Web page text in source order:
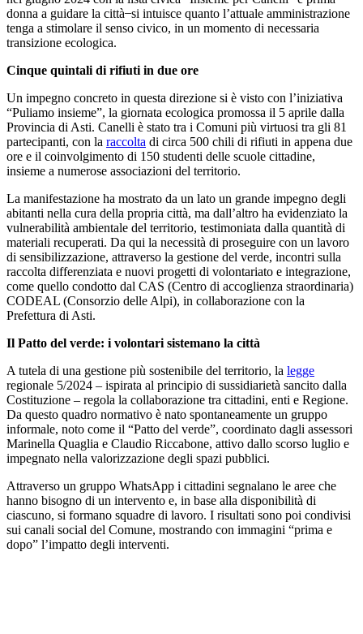
donna a guidare la città ̶ si intuisce quanto l’attuale amministrazione
tenga a stimolare il senso civico, in un momento di necessaria
transizione ecologica.
Cinque quintali di rifiuti in due ore
Un impegno concreto in questa direzione si è visto con l’iniziativa
“Puliamo insieme”, la giornata ecologica promossa il 5 aprile dalla
Provincia di Asti. Canelli è stato tra i Comuni più virtuosi tra gli 81
partecipanti, con la raccolta di circa 500 chili di rifiuti in appena due
ore e il coinvolgimento di 150 studenti delle scuole cittadine,
insieme a numerose associazioni del territorio.
La manifestazione ha mostrato da un lato un grande impegno degli
abitanti nella cura della propria città, ma dall’altro ha evidenziato la
vulnerabilità ambientale del territorio, testimoniata dalla quantità di
materiali recuperati. Da qui la necessità di proseguire con un lavoro
di sensibilizzazione, attraverso la gestione del verde, incontri sulla
raccolta differenziata e nuovi progetti di volontariato e integrazione,
come quello condotto dal CAS (Centro di accoglienza straordinaria)
CODEAL (Consorzio delle Alpi), in collaborazione con la
Prefettura di Asti.
Il Patto del verde: i volontari sistemano la città
A tutela di una gestione più sostenibile del territorio, la legge
regionale 5/2024 – ispirata al principio di sussidiarietà sancito dalla
Costituzione – regola la collaborazione tra cittadini, enti e Regione.
Da questo quadro normativo è nato spontaneamente un gruppo
informale, noto come il “Patto del verde”, coordinato dagli assessori
Marinella Quaglia e Claudio Riccabone, attivo dallo scorso luglio e
impegnato nella valorizzazione degli spazi pubblici.
Attraverso un gruppo WhatsApp i cittadini segnalano le aree che
hanno bisogno di un intervento e, in base alla disponibilità di
ciascuno, si formano squadre di lavoro. I risultati sono poi condivisi
sui canali social del Comune, mostrando con immagini “prima e
dopo” l’impatto degli interventi.